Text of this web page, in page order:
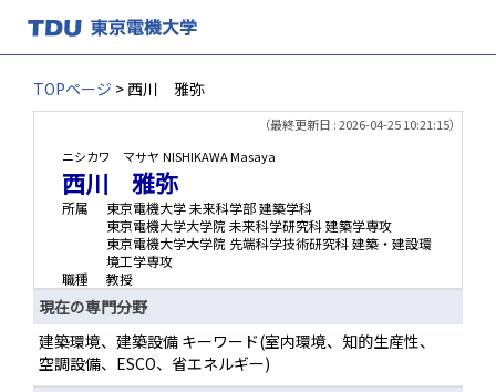
TOPページ > 西川 雅弥
（最終更新日 : 2026-04-25 10:21:15）
ニシカワ マサヤ NISHIKAWA Masaya
西川 雅弥
所属
東京電機大学 未来科学部 建築学科
東京電機大学大学院 未来科学研究科 建築学専攻
東京電機大学大学院 先端科学技術研究科 建築・建設環
境工学専攻
職種
教授
現在の専門分野
建築環境、建築設備 キーワード(室内環境、知的生産性、
空調設備、ESCO、省エネルギー)